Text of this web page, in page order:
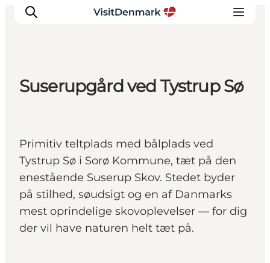
Aktiviteter
Overnatting
Planlegg reisen
Suserupgård ved Tystrup Sø
Primitiv teltplads med bålplads ved
Tystrup Sø i Sorø Kommune, tæt på den
enestående Suserup Skov. Stedet byder
på stilhed, søudsigt og en af Danmarks
mest oprindelige skovoplevelser — for dig
der vil have naturen helt tæt på.